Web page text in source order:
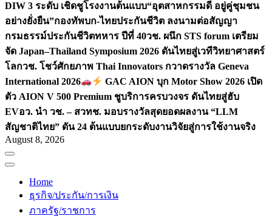
DIW 3 ระดับ เชิดชูโรงงานต้นแบบ“อุตสาหกรรมดี อยู่คู่ชุมชน
อย่างยั่งยืน”กองทัพบก-ไทยประกันชีวิต ลงนามต่อสัญญา
กรมธรรม์ประกันชีวิตทหาร ปีที่ 40วช. ผนึก STS forum เตรียม
จัด Japan–Thailand Symposium 2026 ดันไทยสู่เวทีวิทยาศาสตร์
โลกวช. โชว์ศักยภาพ Thai Innovators กวาดรางวัล Geneva
International 2026
GAC AION บุก Motor Show 2026 เปิด
ตัว AION V 500 Premium ชูบริการครบวงจร ดันไทยสู่ฮับ
EVอว. นำ วช. – สวทช. มอบรางวัลสุดยอดผลงาน “LLM
สัญชาติไทย” ดัน 24 ต้นแบบยกระดับงานวิจัยสู่การใช้งานจริง
August 8, 2026
Home
ธุรกิจ/ประกัน/การเงิน
ภาครัฐ/ราชการ